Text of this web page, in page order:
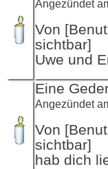
Angezündet
Von
sichtbar]
Uwe und
Eine
Angezündet
Von
sichtbar]
hab dich